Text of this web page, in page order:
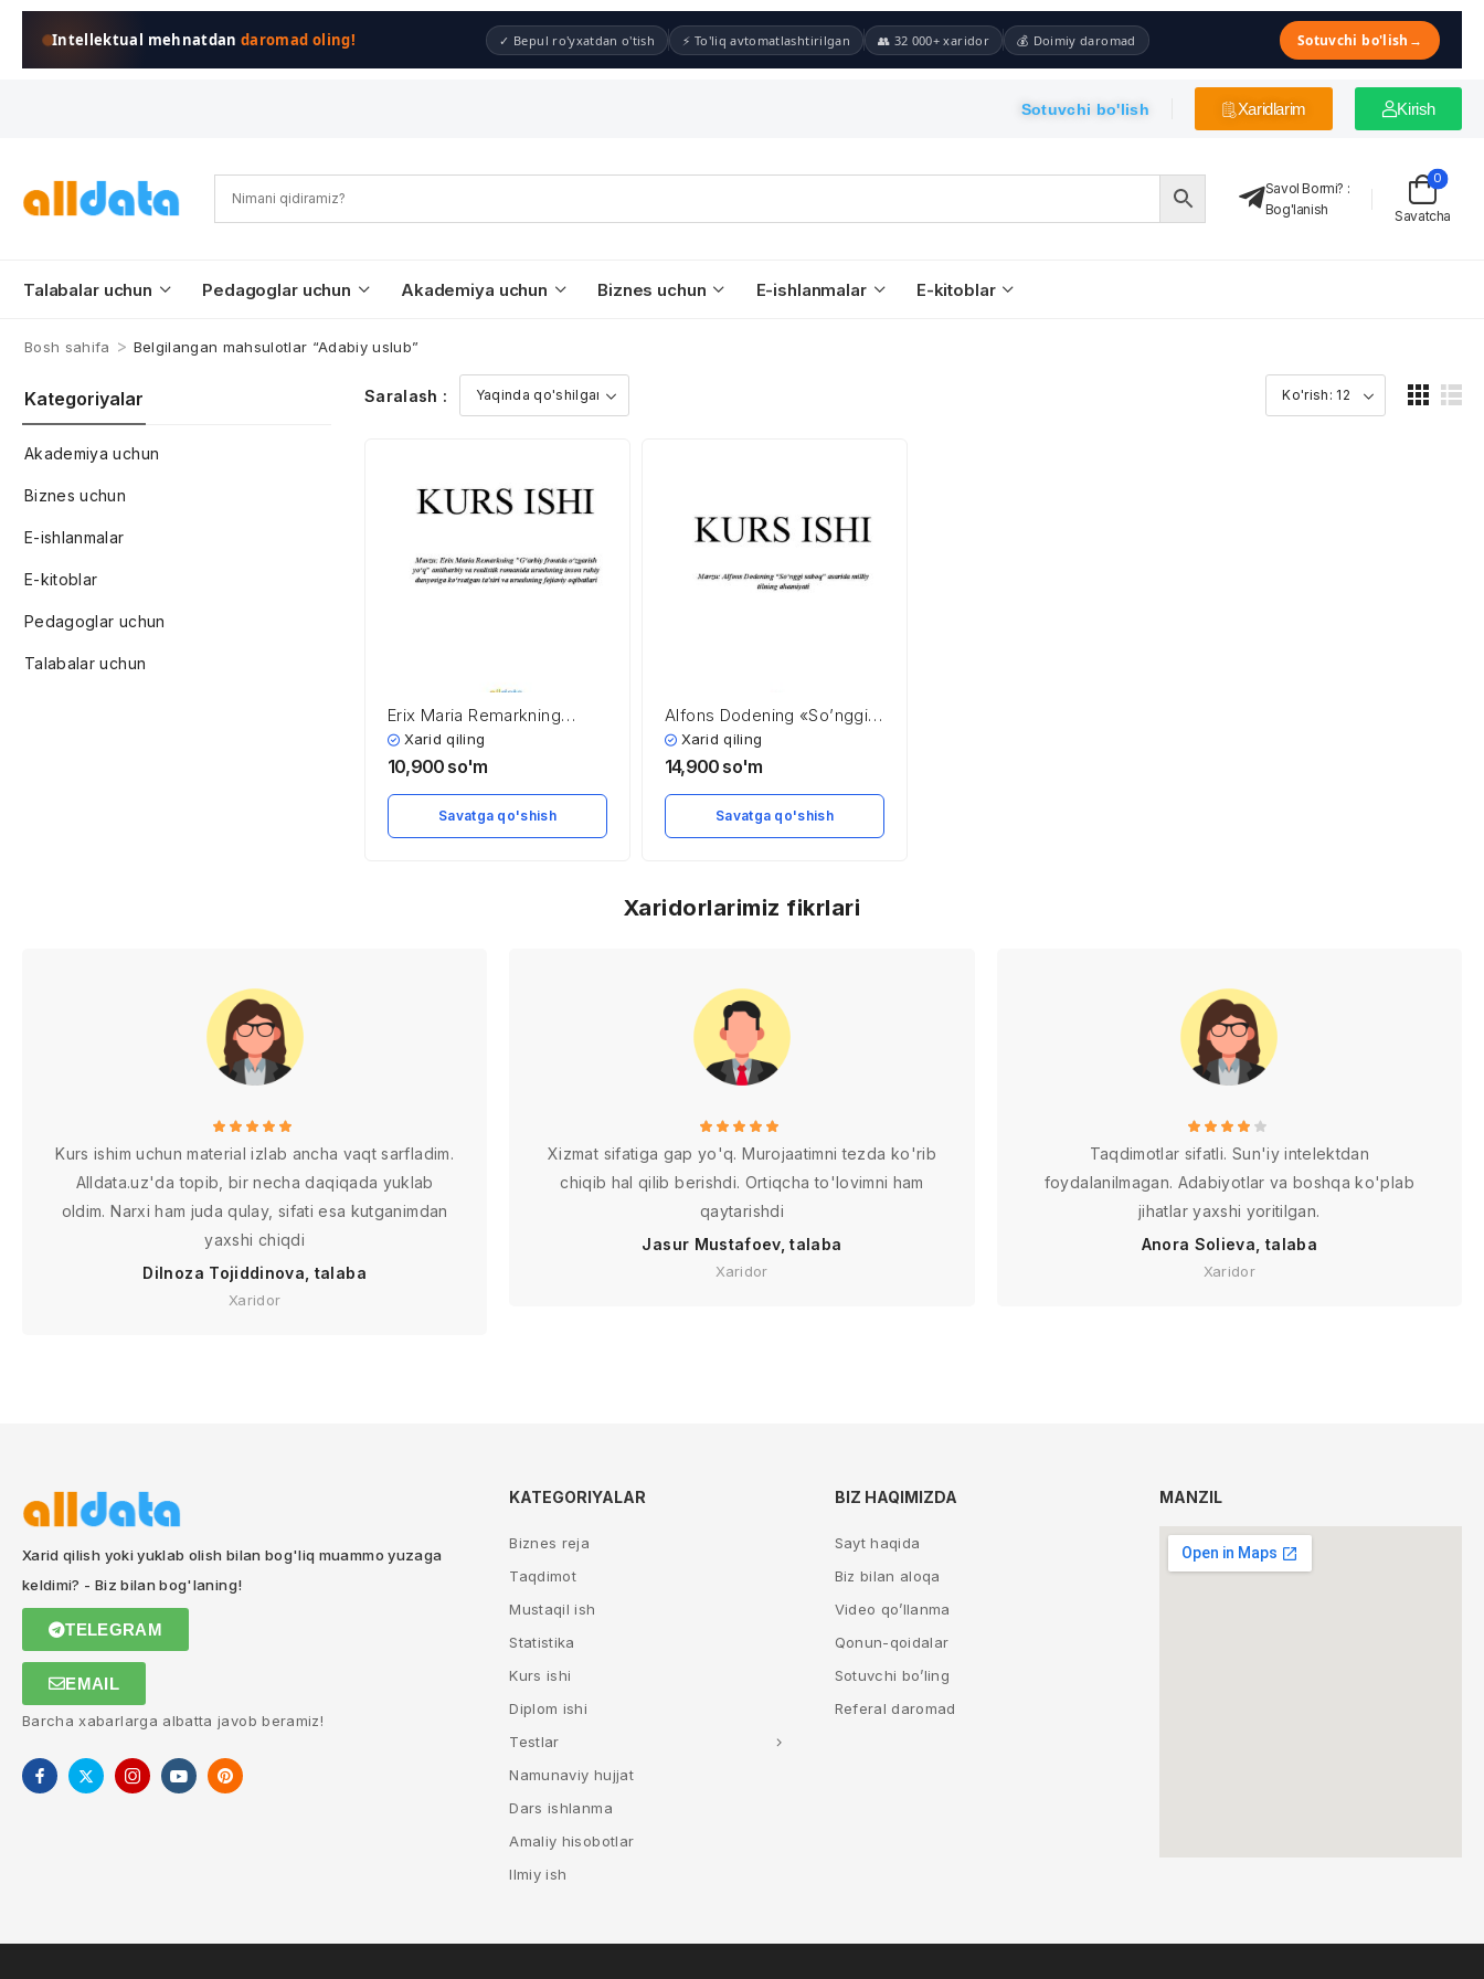
Intellektual mehnatdandaromad oling! ✓ Bepul ro'yxatdan o'tish ⚡ To'liq avtomatlashtirilgan 👥 32 000+ xaridor 💰 Doimiy daromad Sotuvchi bo'lish →
Sotuvchi bo'lish Xaridlarim Kirish
Savol Bormi? :
Bog'lanish
Savatcha
0
Talabalar uchun Pedagoglar uchun Akademiya uchun Biznes uchun E-ishlanmalar E-kitoblar
Bosh sahifa > Belgilangan mahsulotlar “Adabiy uslub”
Kategoriyalar
Akademiya uchun
Biznes uchun
E-ishlanmalar
E-kitoblar
Pedagoglar uchun
Talabalar uchun
Saralash :
Erix Maria Remarkning
«G’arbiy frontda o’zgarish
yo’q» antiharbiy va realistik
ruhiy dunyosiga ko’rsatgan
ta’siri va urushning fojiaviy
Xarid qiling
10,900 so'm
Savatga qo'shish
Alfons Dodening «So’nggi
saboq» asarida milliy tilning
ahamiyati
Xarid qiling
14,900 so'm
Savatga qo'shish
Xaridorlarimiz fikrlari
Kurs ishim uchun material izlab ancha vaqt sarfladim.
Alldata.uz'da topib, bir necha daqiqada yuklab
oldim. Narxi ham juda qulay, sifati esa kutganimdan
yaxshi chiqdi
Dilnoza Tojiddinova, talaba
Xaridor
Xizmat sifatiga gap yo'q. Murojaatimni tezda ko'rib
chiqib hal qilib berishdi. Ortiqcha to'lovimni ham
qaytarishdi
Jasur Mustafoev, talaba
Xaridor
Taqdimotlar sifatli. Sun'iy intelektdan
foydalanilmagan. Adabiyotlar va boshqa ko'plab
jihatlar yaxshi yoritilgan.
Anora Solieva, talaba
Xaridor
Xarid qilish yoki yuklab olish bilan bog'liq muammo yuzaga
keldimi? - Biz bilan bog'laning!
TELEGRAM
EMAIL
Barcha xabarlarga albatta javob beramiz!
KATEGORIYALAR
Biznes reja
Taqdimot
Mustaqil ish
Statistika
Kurs ishi
Diplom ishi
Testlar
Namunaviy hujjat
Dars ishlanma
Amaliy hisobotlar
Ilmiy ish
BIZ HAQIMIZDA
Sayt haqida
Biz bilan aloqa
Video qo’llanma
Qonun-qoidalar
Sotuvchi bo’ling
Referal daromad
MANZIL